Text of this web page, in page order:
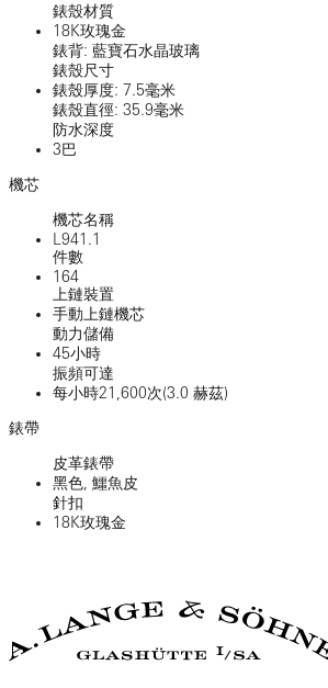
錶殼材質
18K玫瑰金
錶背: 藍寶石水晶玻璃
錶殼尺寸
錶殼厚度: 7.5毫米
錶殼直徑: 35.9毫米
防水深度
3巴
機芯
機芯名稱
L941.1
件數
164
上鏈裝置
手動上鏈機芯
動力儲備
45小時
振頻可達
每小時21,600次(3.0 赫茲)
錶帶
皮革錶帶
黑色, 鱷魚皮
針扣
18K玫瑰金